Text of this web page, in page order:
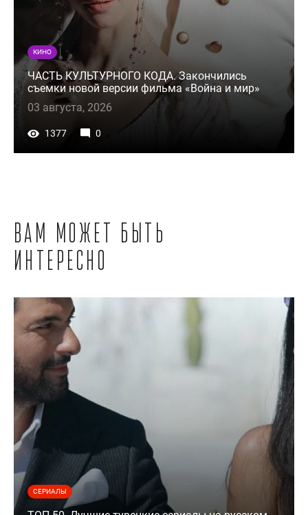
КИНО
ЧАСТЬ КУЛЬТУРНОГО КОДА. Закончились
съемки новой версии фильма «Война и мир»
03 августа, 2026
1377 0
Вам может быть
интересно
СЕРИАЛЫ